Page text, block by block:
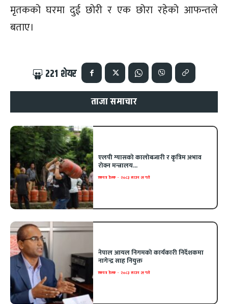
मृतकको घरमा दुई छोरी र एक छोरा रहेको आफन्तले
बताए।
221 शेयर
ताजा समाचार
एलपी ग्यासको कालोबजारी र कृत्रिम अभाव
रोक्न मन्त्रालय...
एकपत्र डेस्क - २०८३ साउन २१ गते
नेपाल आयल निगमको कार्यकारी निर्देशकमा
नागेन्द्र साह नियुक्त
एकपत्र डेस्क - २०८३ साउन २१ गते